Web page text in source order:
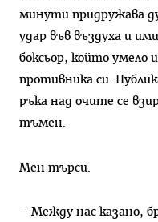
минути придружава
удар във въздуха и
боксьор, който умело
противника си.
ръка над очите се
тъмен.
Мен търси.
– Между нас казано,